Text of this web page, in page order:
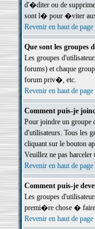
d'�diter ou de
sont l� pour �viter
Revenir en haut de page
Que sont les groupes
Les groupes
forums) et chaque
forum priv�, etc.
Revenir en haut de page
Comment puis-je
Pour joindre un groupe
d'utilisateurs. Tous les
cliquant sur le bouton
Veuillez ne pas
Revenir en haut de page
Comment puis-je
Les groupes
premi�re chose � faire
Revenir en haut de page